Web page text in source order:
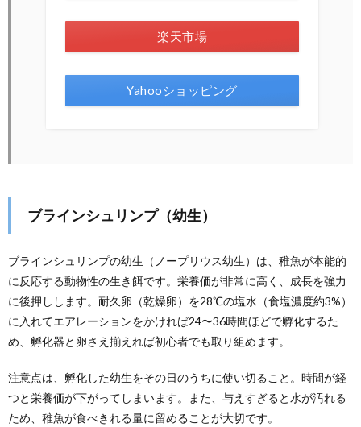
楽天市場
Yahooショッピング
ブラインシュリンプ（幼生）
ブラインシュリンプの幼生（ノープリウス幼生）は、稚魚が本能的
に反応する動物性の生き餌です。栄養価が非常に高く、成長を強力
に後押しします。耐久卵（乾燥卵）を28℃の塩水（食塩濃度約3%）
に入れてエアレーションをかければ24〜36時間ほどで孵化するた
め、孵化器と卵さえ揃えれば初心者でも取り組めます。
注意点は、孵化した幼生をその日のうちに使い切ること。時間が経
つと栄養価が下がってしまいます。また、与えすぎると水が汚れる
ため、稚魚が食べきれる量に留めることが大切です。